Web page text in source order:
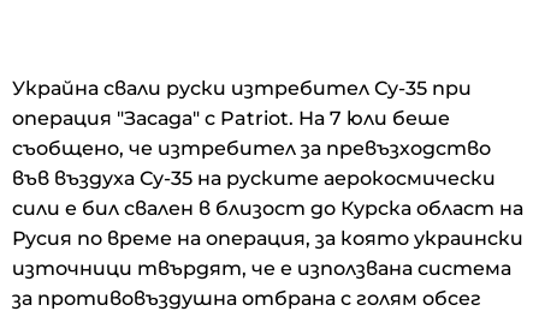
Украйна свали руски изтребител Су-35 при
операция "Засада" с Patriot. На 7 юли беше
съобщено, че изтребител за превъзходство
във въздуха Су-35 на руските аерокосмически
сили е бил свален в близост до Курска област на
Русия по време на операция, за която украински
източници твърдят, че е използвана система
за противовъздушна отбрана с голям обсег